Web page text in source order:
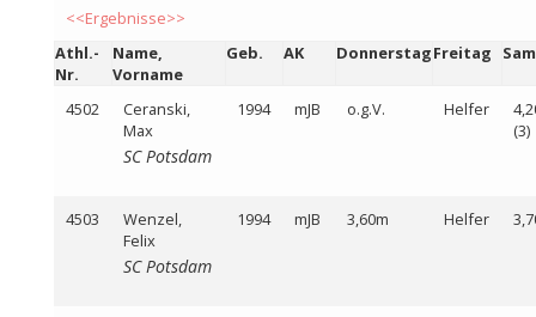
<<Ergebnisse>>
Athl.-
Nr.
Name,
Vorname
Geb. AK DonnerstagFreitag
4502
Ceranski,
Max
SC Potsdam
1994 mJB o.g.V. Helfer
(3)
4503
Wenzel,
Felix
SC Potsdam
1994 mJB 3,60m Helfer